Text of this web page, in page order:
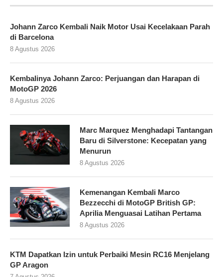
Johann Zarco Kembali Naik Motor Usai Kecelakaan Parah
di Barcelona
8 Agustus 2026
Kembalinya Johann Zarco: Perjuangan dan Harapan di
MotoGP 2026
8 Agustus 2026
Marc Marquez Menghadapi Tantangan
Baru di Silverstone: Kecepatan yang
Menurun
8 Agustus 2026
Kemenangan Kembali Marco
Bezzecchi di MotoGP British GP:
Aprilia Menguasai Latihan Pertama
8 Agustus 2026
KTM Dapatkan Izin untuk Perbaiki Mesin RC16 Menjelang
GP Aragon